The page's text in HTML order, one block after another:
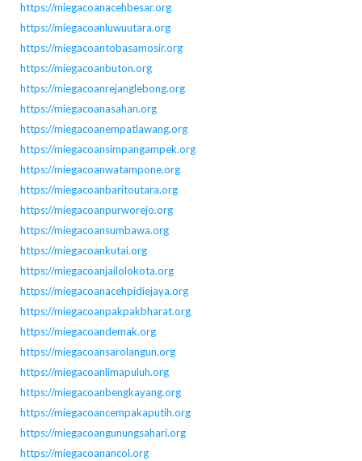
https://miegacoanacehbesar.org
https://miegacoanluwuutara.org
https://miegacoantobasamosir.org
https://miegacoanbuton.org
https://miegacoanrejanglebong.org
https://miegacoanasahan.org
https://miegacoanempatlawang.org
https://miegacoansimpangampek.org
https://miegacoanwatampone.org
https://miegacoanbaritoutara.org
https://miegacoanpurworejo.org
https://miegacoansumbawa.org
https://miegacoankutai.org
https://miegacoanjailolokota.org
https://miegacoanacehpidiejaya.org
https://miegacoanpakpakbharat.org
https://miegacoandemak.org
https://miegacoansarolangun.org
https://miegacoanlimapuluh.org
https://miegacoanbengkayang.org
https://miegacoancempakaputih.org
https://miegacoangunungsahari.org
https://miegacoanancol.org